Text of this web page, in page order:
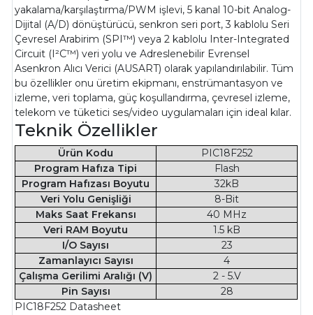
yakalama/karşılaştırma/PWM işlevi, 5 kanal 10-bit Analog-
Dijital (A/D) dönüştürücü, senkron seri port, 3 kablolu Seri
Çevresel Arabirim (SPI™) veya 2 kablolu Inter-Integrated
Circuit (I²C™) veri yolu ve Adreslenebilir Evrensel
Asenkron Alıcı Verici (AUSART) olarak yapılandırılabilir. Tüm
bu özellikler onu üretim ekipmanı, enstrümantasyon ve
izleme, veri toplama, güç koşullandırma, çevresel izleme,
telekom ve tüketici ses/video uygulamaları için ideal kılar.
Teknik Özellikler
Ürün Kodu
PIC18F252
Program Hafıza Tipi
Flash
Program Hafızası Boyutu
32kB
Veri Yolu Genişliği
8-Bit
Maks Saat Frekansı
40 MHz
Veri RAM Boyutu
1.5 kB
I/O Sayısı
23
Zamanlayıcı Sayısı
4
Çalışma Gerilimi Aralığı (V)
2 - 5.V
Pin Sayısı
28
PIC18F252 Datasheet